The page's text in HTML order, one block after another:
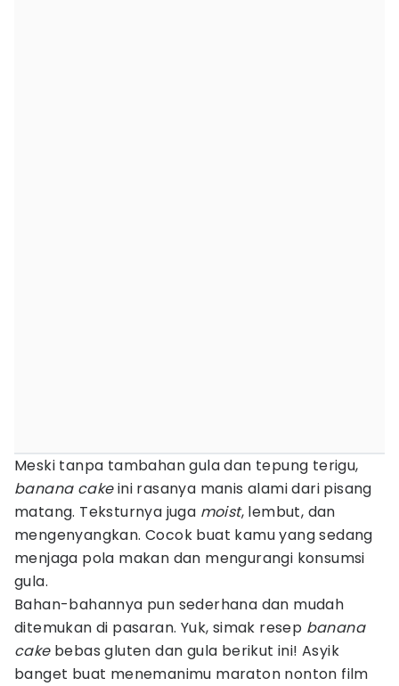
Meski tanpa tambahan gula dan tepung terigu,
banana cakeini rasanya manis alami dari pisang
matang. Teksturnya juga moist, lembut, dan
mengenyangkan. Cocok buat kamu yang sedang
menjaga pola makan dan mengurangi konsumsi
gula.
Bahan-bahannya pun sederhana dan mudah
ditemukan di pasaran. Yuk, simak resep banana
cake bebas gluten dan gula berikut ini! Asyik
banget buat menemanimu maraton nonton film